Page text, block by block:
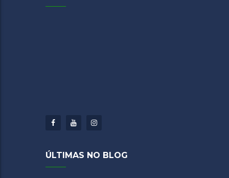
FacebookYoutube
ÚLTIMAS NO BLOG